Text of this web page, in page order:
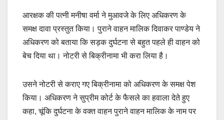
आरक्षक की पत्नी मनीषा वर्मा ने मुआवजे के लिए अधिकरण के
समक्ष दावा प्रस्तुत किया। पुराने वाहन मालिक दिवाकर पाण्डेय ने
अधिकरण को बताया कि सड़क दुर्घटना से बहुत पहले ही वाहन को
बेच दिया था। नोटरी से बिक्रीनामा भी करा लिया है।
उसने नोटरी से कराए गए बिक्रीनामा को अधिकरण के समक्ष पेश
किया। अधिकरण ने सुप्रीम कोर्ट के फैसले का हवाला देते हुए
कहा, चूंकि दुर्घटना के वक्त वाहन पुराने वाहन मालिक के नाम पर